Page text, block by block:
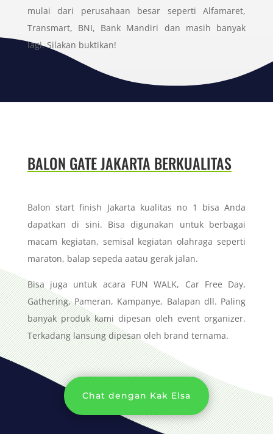
mulai dari perusahaan besar seperti Alfamaret,
Transmart, BNI, Bank Mandiri dan masih banyak
lagi. Silakan buktikan!
BALON GATE JAKARTA BERKUALITAS
Balon start finish Jakarta kualitas no 1 bisa Anda
dapatkan di sini. Bisa digunakan untuk berbagai
macam kegiatan, semisal kegiatan olahraga seperti
maraton, balap sepeda aatau gerak jalan.
Bisa juga untuk acara FUN WALK, Car Free Day,
Gathering, Pameran, Kampanye, Balapan dll. Paling
banyak produk kami dipesan oleh event organizer.
Terkadang lansung dipesan oleh brand ternama.
Chat dengan Kak Elsa